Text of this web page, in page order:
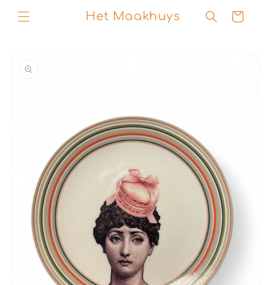
content
Het Maakhuys Cart
information